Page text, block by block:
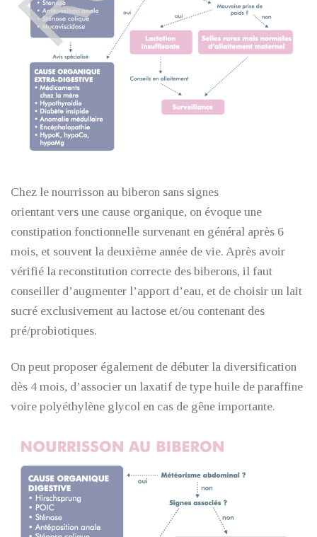
Chez le nourrisson au biberon sans signes
orientant vers une cause organique, on évoque une
constipation fonctionnelle survenant en général après 6
mois, et souvent la deuxième année de vie. Après avoir
vérifié la reconstitution correcte des biberons, il faut
conseiller d’augmenter l’apport d’eau, et de choisir un lait
sucré exclusivement au lactose et/ou contenant des
pré/probiotiques.
On peut proposer également de débuter la diversification
dès 4 mois, d’associer un laxatif de type huile de paraffine
voire polyéthylène glycol en cas de gêne importante.